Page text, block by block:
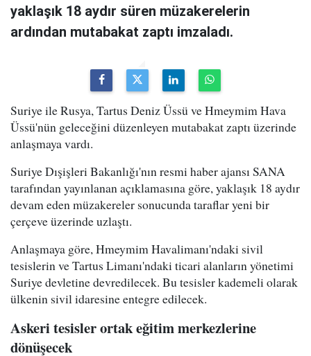
yaklaşık 18 aydır süren müzakerelerin
ardından mutabakat zaptı imzaladı.
Suriye ile Rusya, Tartus Deniz Üssü ve Hmeymim Hava
Üssü'nün geleceğini düzenleyen mutabakat zaptı üzerinde
anlaşmaya vardı.
Suriye Dışişleri Bakanlığı'nın resmi haber ajansı SANA
tarafından yayınlanan açıklamasına göre, yaklaşık 18 aydır
devam eden müzakereler sonucunda taraflar yeni bir
çerçeve üzerinde uzlaştı.
Anlaşmaya göre, Hmeymim Havalimanı'ndaki sivil
tesislerin ve Tartus Limanı'ndaki ticari alanların yönetimi
Suriye devletine devredilecek. Bu tesisler kademeli olarak
ülkenin sivil idaresine entegre edilecek.
Askeri tesisler ortak eğitim merkezlerine
dönüşecek